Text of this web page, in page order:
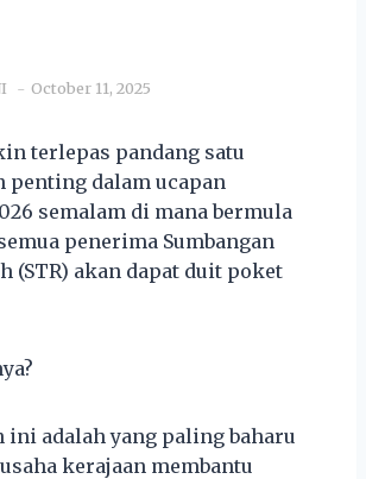
October 11, 2025
terlepas pandang satu
penting dalam ucapan
semalam di mana bermula
penerima Sumbangan
(STR) akan dapat duit poket
ini adalah yang paling baharu
kerajaan membantu